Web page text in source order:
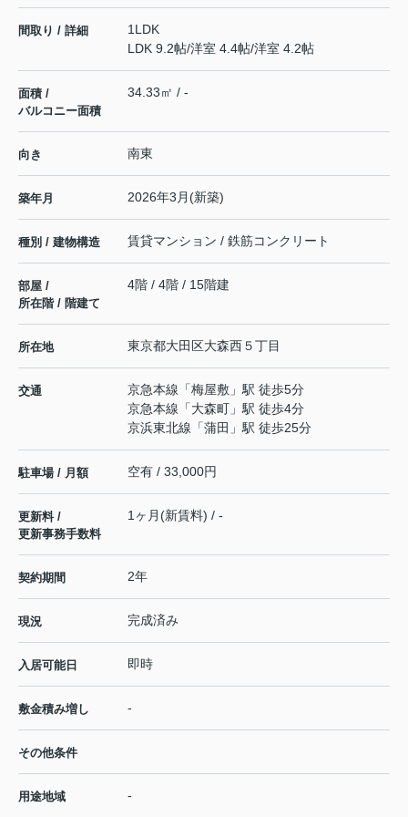
間取り / 詳細
1LDK
LDK 9.2帖/洋室 4.4帖/洋室 4.2帖
面積 /
バルコニー面積
34.33㎡ / -
向き 南東
築年月 2026年3月(新築)
種別 / 建物構造 賃貸マンション / 鉄筋コンクリート
部屋 /
所在階 / 階建て
4階 / 4階 / 15階建
所在地 東京都大田区大森西５丁目
交通 京急本線 「梅屋敷 」駅 徒歩5分
京急本線 「大森町 」駅 徒歩4分
京浜東北線 「蒲田 」駅 徒歩25分
駐車場 / 月額 空有 / 33,000円
更新料 /
更新事務手数料
1ヶ月(新賃料) / -
契約期間 2年
現況 完成済み
入居可能日 即時
敷金積み増し -
その他条件
用途地域 -